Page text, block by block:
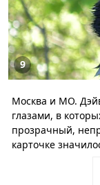
9
Москва и МО.
глазами, в
прозрачный,
карточке